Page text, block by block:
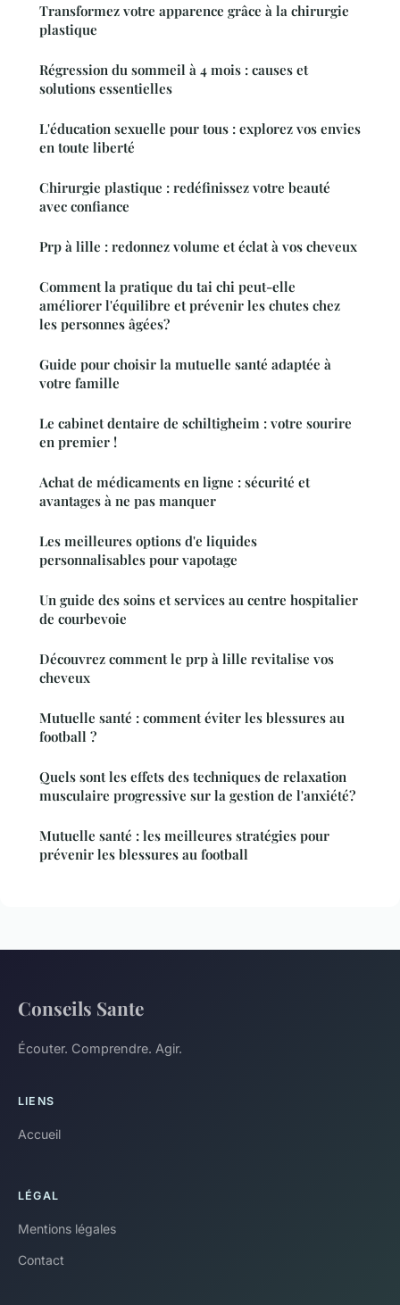
Transformez votre apparence grâce à la chirurgie
plastique
Régression du sommeil à 4 mois : causes et
solutions essentielles
L'éducation sexuelle pour tous : explorez vos envies
en toute liberté
Chirurgie plastique : redéfinissez votre beauté
avec confiance
Prp à lille : redonnez volume et éclat à vos cheveux
Comment la pratique du tai chi peut-elle
améliorer l'équilibre et prévenir les chutes chez
les personnes âgées?
Guide pour choisir la mutuelle santé adaptée à
votre famille
Le cabinet dentaire de schiltigheim : votre sourire
en premier !
Achat de médicaments en ligne : sécurité et
avantages à ne pas manquer
Les meilleures options d'e liquides
personnalisables pour vapotage
Un guide des soins et services au centre hospitalier
de courbevoie
Découvrez comment le prp à lille revitalise vos
cheveux
Mutuelle santé : comment éviter les blessures au
football ?
Quels sont les effets des techniques de relaxation
musculaire progressive sur la gestion de l'anxiété?
Mutuelle santé : les meilleures stratégies pour
prévenir les blessures au football
Conseils Sante
Écouter. Comprendre. Agir.
LIENS
Accueil
LÉGAL
Mentions légales
Contact